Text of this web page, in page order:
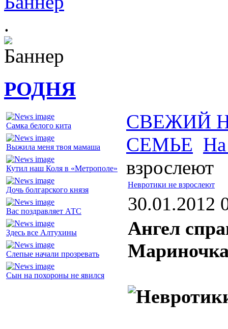
.
РОДНЯ
Самка белого кита
Выжила меня твоя мамаша
Кутил наш Коля в «Метрополе»
Дочь болгарского князя
Вас поздравляет АТС
Здесь все Алтухины
Слепые начали прозревать
Сын на похороны не явился
СВЕЖИЙ
СЕМЬЕ На
взрослеют
Невротики не взрослеют
30.01.2012
Ангел